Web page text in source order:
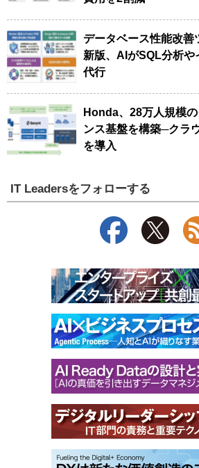
データベース性能改善
新版、AIがSQL分析や
代行
Honda、28万人規模
ンス基盤を構築─クラ
を導入
IT Leadersをフォローする